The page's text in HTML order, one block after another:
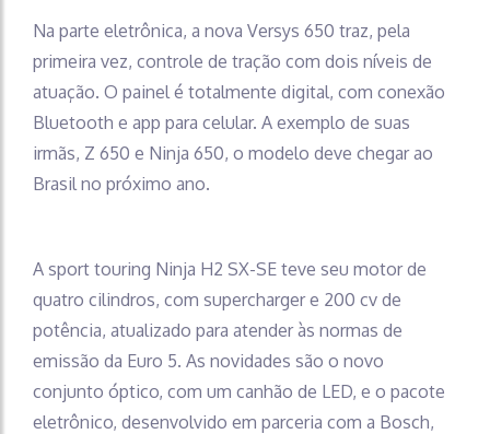
Na parte eletrônica, a nova Versys 650 traz, pela
primeira vez, controle de tração com dois níveis de
atuação. O painel é totalmente digital, com conexão
Bluetooth e app para celular. A exemplo de suas
irmãs, Z 650 e Ninja 650, o modelo deve chegar ao
Brasil no próximo ano.
A sport touring Ninja H2 SX-SE teve seu motor de
quatro cilindros, com supercharger e 200 cv de
potência, atualizado para atender às normas de
emissão da Euro 5. As novidades são o novo
conjunto óptico, com um canhão de LED, e o pacote
eletrônico, desenvolvido em parceria com a Bosch,